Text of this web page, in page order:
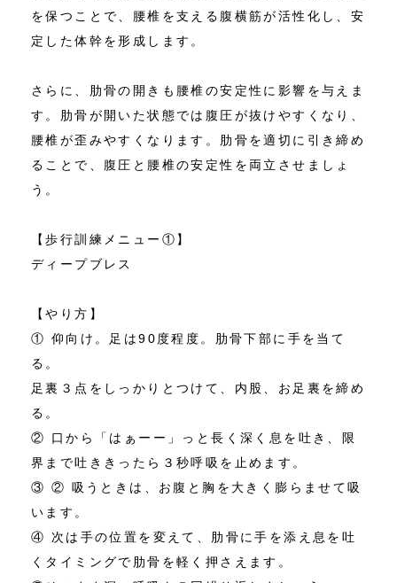
を保つことで、腰椎を支える腹横筋が活性化し、安
定した体幹を形成します。
さらに、肋骨の開きも腰椎の安定性に影響を与えま
す。肋骨が開いた状態では腹圧が抜けやすくなり、
腰椎が歪みやすくなります。肋骨を適切に引き締め
ることで、腹圧と腰椎の安定性を両立させましょ
う。
【歩行訓練メニュー①】
ディープブレス
【やり方】
① 仰向け。足は90度程度。肋骨下部に手を当て
る。
足裏３点をしっかりとつけて、内股、お足裏を締め
る。
② 口から「はぁーー」っと長く深く息を吐き、限
界まで吐ききったら３秒呼吸を止めます。
③ ② 吸うときは、お腹と胸を大きく膨らませて吸
います。
④ 次は手の位置を変えて、肋骨に手を添え息を吐
くタイミングで肋骨を軽く押さえます。